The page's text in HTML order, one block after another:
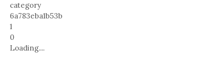
category
6a783eba1b53b
1
0
Loading....